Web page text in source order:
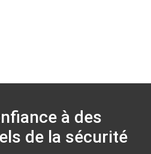
à des
de la sécurité